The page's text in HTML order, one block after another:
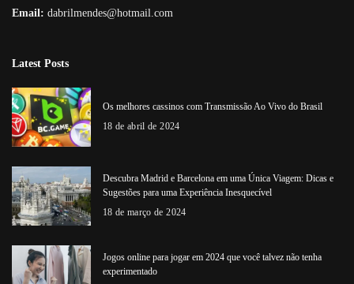
Email: dabrilmendes@hotmail.com
Latest Posts
Os melhores cassinos com Transmissão Ao Vivo do Brasil
18 de abril de 2024
Descubra Madrid e Barcelona em uma Única Viagem: Dicas e
Sugestões para uma Experiência Inesquecível
18 de março de 2024
Jogos online para jogar em 2024 que você talvez não tenha
experimentado